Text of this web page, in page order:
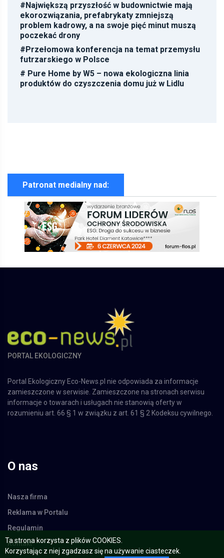
#Największą przyszłość w budownictwie mają
ekorozwiązania, prefabrykaty zmniejszą
problem kadrowy, a na swoje pięć minut muszą
poczekać drony
#Przełomowa konferencja na temat przemysłu
futrzarskiego w Polsce
# Pure Home by W5 – nowa ekologiczna linia
produktów do czyszczenia domu już w Lidlu
Patronat medialny nad:
PORTAL EKOLOGICZNY
Portal Ekologiczny Eco-News.pl nie odpowiada za informacje
zamieszczone w serwisie. Zamieszczone na stronach serwisu
informacje o towarach i usługach nie stanowią oferty w
rozumieniu art. 66 § 1 w związku z art. 61 § 2 Kodeksu cywilnego.
O nas
Nasza firma
Reklama w Portalu
Regulamin
Kontakt
Ta strona korzysta z plików COOKIES.
Korzystając z niej zgadzasz się na używanie ciasteczek.